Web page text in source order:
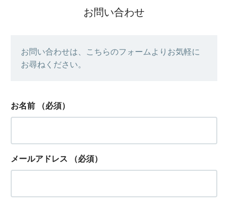
お問い合わせ
お問い合わせは、こちらのフォームよりお気軽に
お尋ねください。
お名前 （必須）
メールアドレス （必須）